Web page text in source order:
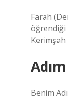
Farah
öğrendiği
Kerimşah
Benim